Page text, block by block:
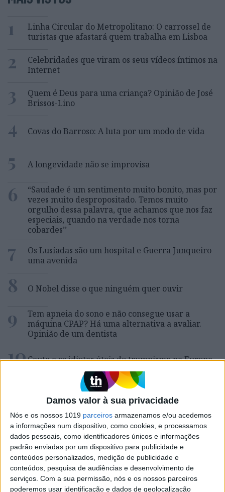
Damos valor à sua privacidade
Nós e os nossos 1019 parceiros armazenamos e/ou acedemos
a informações num dispositivo, como cookies, e processamos
dados pessoais, como identificadores únicos e informações
padrão enviadas por um dispositivo para publicidade e
conteúdos personalizados, medição de publicidade e
conteúdos, pesquisa de audiências e desenvolvimento de
serviços. Com a sua permissão, nós e os nossos parceiros
poderemos usar identificação e dados de geolocalização
1
Linha Circular do Metropolitano: O carrossel de
turistas que afastará quem trabalha em Lisboa
2
Celebridades que viram os seus vídeos íntimos na
Internet
3
Quem é Deus para uma criança? Opinião de José
Brissos-Lino
4 Covas do Barroso: A luta por um modo de vida
5 A longevidade não se improvisa
6
“Saudade é um sentimento muito bonito, mas por
vezes muito despropositado. Temos muito
orgulho dessa palavra, que achamos que nos faz
especiais, quando na verdade nos torna
cobardes’’
7
Os Lusíadas são um hospital e Guerra Junqueiro
uma avenida
8 O Nobel disse o que ninguém quer ouvir
9
Tem apneia do sono e não consegue usar a
máquina CPAP? Há uma alternativa a avaliar.
Opinião de um dentista
10Ceuta e os idiotas úteis do trumpismo na Europa
MAIS NA VISÃO